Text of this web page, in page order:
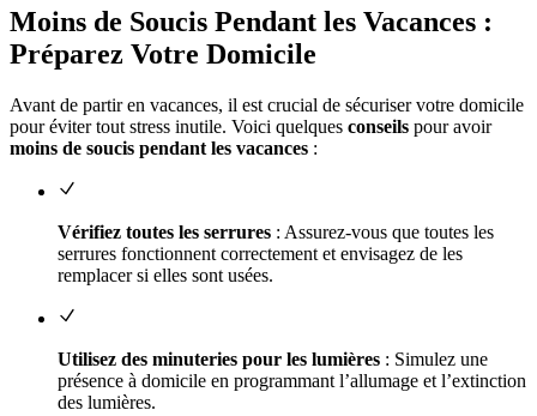
Moins de Soucis Pendant les Vacances :
Préparez Votre Domicile
Avant de partir en vacances, il est crucial de sécuriser votre domicile
pour éviter tout stress inutile. Voici quelques conseils pour avoir
moins de soucis pendant les vacances :
Vérifiez toutes les serrures : Assurez-vous que toutes les
serrures fonctionnent correctement et envisagez de les
remplacer si elles sont usées.
Utilisez des minuteries pour les lumières : Simulez une
présence à domicile en programmant l’allumage et l’extinction
des lumières.